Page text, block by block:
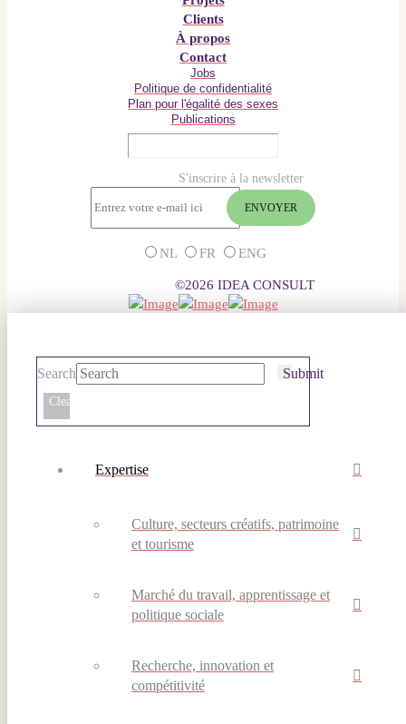
Clients
À propos
Contact
Jobs
Politique de confidentialité
Plan pour l'égalité des sexes
Publications
S'inscrire à la newsletter
NL FR ENG
©2026 IDEA CONSULT
Search Submit
Clear
Expertise
Culture, secteurs créatifs, patrimoine
et tourisme
Marché du travail, apprentissage et
politique sociale
Recherche, innovation et
compétitivité